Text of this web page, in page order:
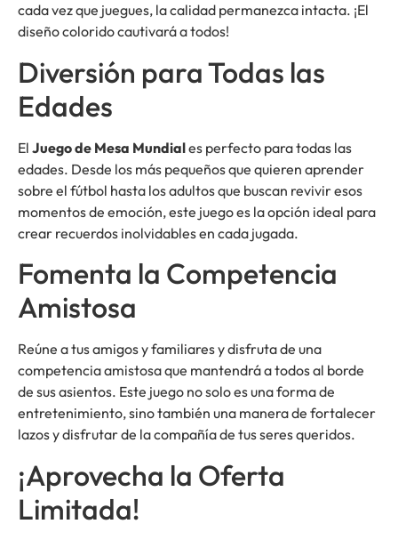
cada vez que juegues, la calidad permanezca intacta. ¡El
diseño colorido cautivará a todos!
Diversión para Todas las
Edades
El Juego de Mesa Mundiales perfecto para todas las
edades. Desde los más pequeños que quieren aprender
sobre el fútbol hasta los adultos que buscan revivir esos
momentos de emoción, este juego es la opción ideal para
crear recuerdos inolvidables en cada jugada.
Fomenta la Competencia
Amistosa
Reúne a tus amigos y familiares y disfruta de una
competencia amistosa que mantendrá a todos al borde
de sus asientos. Este juego no solo es una forma de
entretenimiento, sino también una manera de fortalecer
lazos y disfrutar de la compañía de tus seres queridos.
¡Aprovecha la Oferta
Limitada!